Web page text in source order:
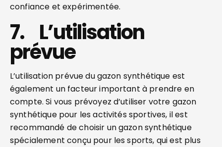
confiance et expérimentée.
7. L’utilisation
prévue
L’utilisation prévue du gazon synthétique est
également un facteur important à prendre en
compte. Si vous prévoyez d’utiliser votre gazon
synthétique pour les activités sportives, il est
recommandé de choisir un gazon synthétique
spécialement conçu pour les sports, qui est plus